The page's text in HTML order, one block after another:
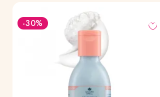
-22.6 LEI